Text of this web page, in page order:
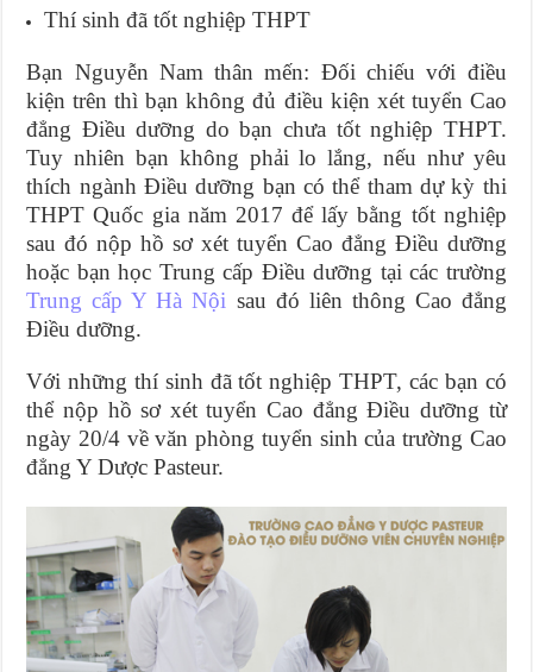
Thí sinh đã tốt nghiệp THPT
Bạn Nguyễn Nam thân mến: Đối chiếu với điều
kiện trên thì bạn không đủ điều kiện xét tuyển Cao
đẳng Điều dưỡng do bạn chưa tốt nghiệp THPT.
Tuy nhiên bạn không phải lo lắng, nếu như yêu
thích ngành Điều dưỡng bạn có thể tham dự kỳ thi
THPT Quốc gia năm 2017 để lấy bằng tốt nghiệp
sau đó nộp hồ sơ xét tuyển Cao đẳng Điều dưỡng
hoặc bạn học Trung cấp Điều dưỡng tại các trường
Trung cấp Y Hà Nội sau đó liên thông Cao đẳng
Điều dưỡng.
Với những thí sinh đã tốt nghiệp THPT, các bạn có
thể nộp hồ sơ xét tuyển Cao đẳng Điều dưỡng từ
ngày 20/4 về văn phòng tuyển sinh của trường Cao
đẳng Y Dược Pasteur.